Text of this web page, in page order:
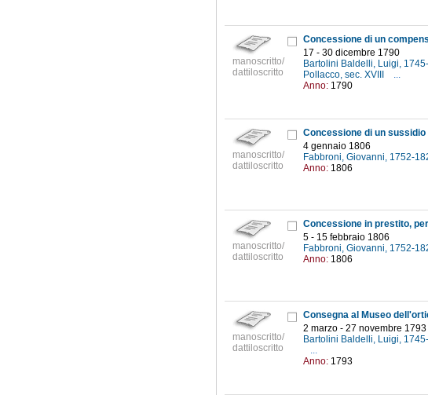
manoscritto/
dattiloscritto
17 - 30 dicembre 1790
Bartolini Baldelli, Luigi,
Pollacco, sec. XVIII
...
Anno: 1790
manoscritto/
dattiloscritto
Concessione di un
4 gennaio 1806
Fabbroni, Giovanni, 1752-
Anno: 1806
manoscritto/
dattiloscritto
5 - 15 febbraio 1806
Fabbroni, Giovanni, 1752-
Anno: 1806
manoscritto/
dattiloscritto
2 marzo - 27 novembre 1793
Bartolini Baldelli, Luigi,
...
Anno: 1793